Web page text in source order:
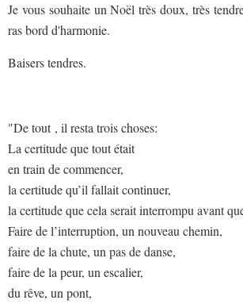
Je vous souhaite un Noël très doux, très
ras bord d'harmonie.
Baisers tendres.
"De tout , il resta trois choses:
La cer­ti­tude que tout était
en train de com­men­cer,
la cer­ti­tude qu’il fal­lait conti­nuer,
la cer­ti­tude que cela serait inter­rompu avant
Faire de l’interruption, un nou­veau che­min,
faire de la chute, un pas de danse,
faire de la peur, un esca­lier,
du rêve, un pont,